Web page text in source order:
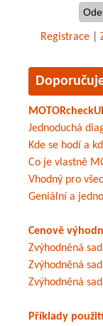
Registrace
Jednoduchá
Kde se hodí a
Co je vlastně
Vhodný pro
Geniální a
Cenově
Zvýhodněná
Zvýhodněná
Zvýhodněná
Příklady